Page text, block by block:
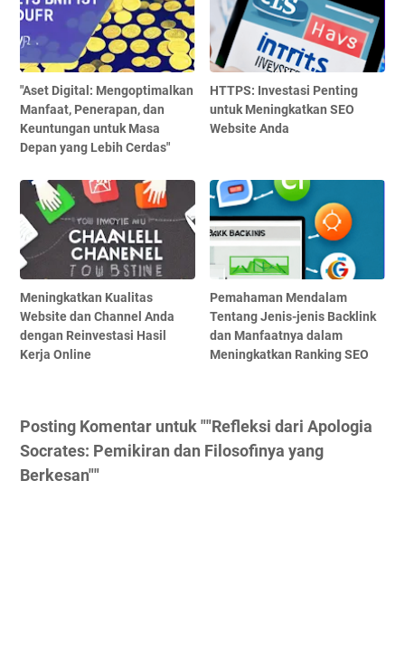
"Aset Digital: Mengoptimalkan
Manfaat, Penerapan, dan
Keuntungan untuk Masa
Depan yang Lebih Cerdas"
HTTPS: Investasi Penting
untuk Meningkatkan SEO
Website Anda
Meningkatkan Kualitas
Website dan Channel Anda
dengan Reinvestasi Hasil
Kerja Online
Pemahaman Mendalam
Tentang Jenis-jenis Backlink
dan Manfaatnya dalam
Meningkatkan Ranking SEO
Posting Komentar untuk ""Refleksi dari Apologia
Socrates: Pemikiran dan Filosofinya yang
Berkesan""